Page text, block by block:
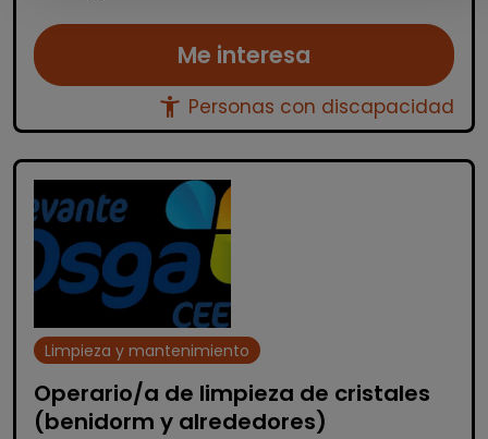
Me interesa
accessibility_new Personas con discapacidad
Limpieza y mantenimiento
Operario/a de limpieza de cristales
(benidorm y alrededores)